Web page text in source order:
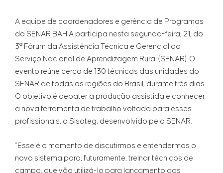
A equipe de coordenadores e gerência de Programas
do SENAR BAHIA participa nesta segunda-feira, 21, do
3º Fórum da Assistência Técnica e Gerencial do
Serviço Nacional de Aprendizagem Rural (SENAR). O
evento reúne cerca de 130 técnicos das unidades do
SENAR de todas as regiões do Brasil, durante três dias.
O objetivo é debater a produção assistida e conhecer
a nova ferramenta de trabalho voltada para esses
profissionais, o Sisateg, desenvolvido pelo SENAR.
"Esse é o momento de discutirmos e entendermos o
novo sistema para, futuramente, treinar técnicos de
campo, que vão utilizá-lo para lançamento das